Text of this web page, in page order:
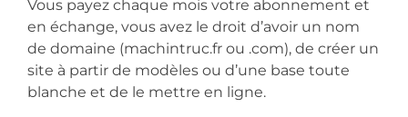
Vous payez chaque mois votre abonnement et
en échange, vous avez le droit d’avoir un nom
de domaine (machintruc.fr ou .com), de créer un
site à partir de modèles ou d’une base toute
blanche et de le mettre en ligne.